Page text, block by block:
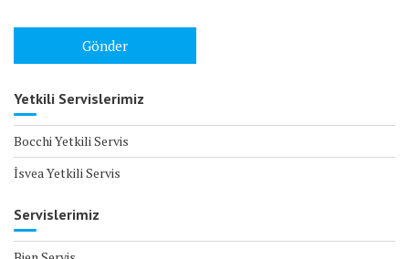
Yetkili Servislerimiz
Bocchi Yetkili Servis
İsvea Yetkili Servis
Servislerimiz